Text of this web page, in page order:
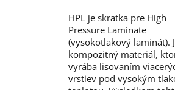
HPL je skratka pre High
Pressure Laminate
(vysokotlakový laminát).
kompozitný materiál,
vyrába lisovaním
vrstiev pod vysokým